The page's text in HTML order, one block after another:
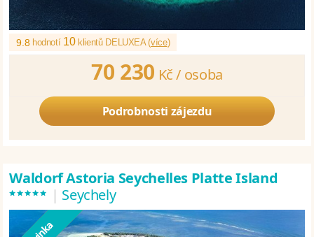
9.8 hodnotí 10klientů DELUXEA (více)
70 230 Kč / osoba
Podrobnosti zájezdu
Waldorf Astoria Seychelles Platte Island
***** | Seychely